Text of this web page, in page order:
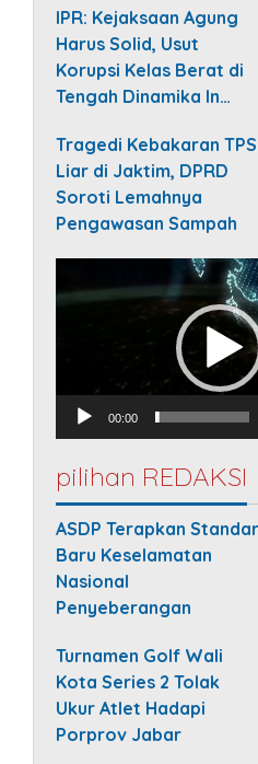
IPR: Kejaksaan Agung
Harus Solid, Usut
Korupsi Kelas Berat di
Tengah Dinamika In…
Tragedi Kebakaran TPS
Liar di Jaktim, DPRD
Soroti Lemahnya
Pengawasan Sampah
Player
00:00
pilihan REDAKSI
ASDP Terapkan Standar
Baru Keselamatan
Nasional
Penyeberangan
Turnamen Golf Wali
Kota Series 2 Tolak
Ukur Atlet Hadapi
Porprov Jabar